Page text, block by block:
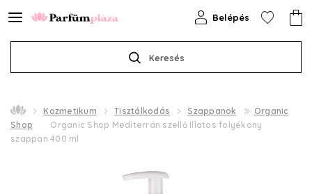
Keresés
Belépés
Kozmetikum Tisztálkodás Szappanok
Organic
Shop
Organic Shop Mediterrán szellő Illatos folyékony
szappan 400 ml